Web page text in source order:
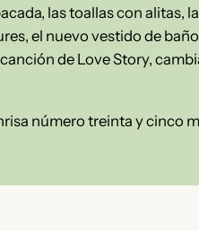
las toallas con alitas,
el nuevo vestido de
de Love Story,
número treinta y cinco